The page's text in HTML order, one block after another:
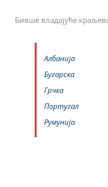
Бивше владајуће
Албанија
Бугарска
Грчка
Португал
Румунија